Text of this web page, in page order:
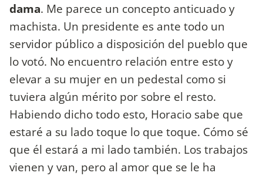
dama. Me parece un concepto anticuado y
machista. Un presidente es ante todo un
servidor público a disposición del pueblo que
lo votó. No encuentro relación entre esto y
elevar a su mujer en un pedestal como si
tuviera algún mérito por sobre el resto.
Habiendo dicho todo esto, Horacio sabe que
estaré a su lado toque lo que toque. Cómo sé
que él estará a mi lado también. Los trabajos
vienen y van, pero al amor que se le ha